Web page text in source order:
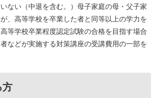
ない（中退を含む。）母子家庭の母・父子家
、高等学校を卒業した者と同等以上の学力を
等学校卒業程度認定試験の合格を目指す場合
などが実施する対策講座の受講費用の一部を
方